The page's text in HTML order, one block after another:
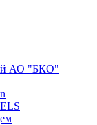
АО "БКО"